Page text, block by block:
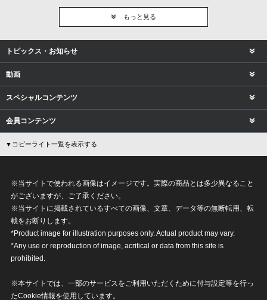
もっと見る
トピックス・お知らせ
動画
スペシャルコンテンツ
会員コンテンツ
▼コピーライト一覧を表示する
※当サイトで使われる画像はイメージです。実際の商品とは多少異なること
がございますが、ご了承ください。
※当サイトに掲載されているすべての画像、文章、データ等の無断転用、転
載をお断りします。
*Product image for illustration purposes only. Actual product may vary.
*Any use or reproduction of image, acritical or data from this site is
prohibited.
※本サイトでは、一部のサービスをご利用いただくために付与設定等を行っ
たCookie情報を使用しています。